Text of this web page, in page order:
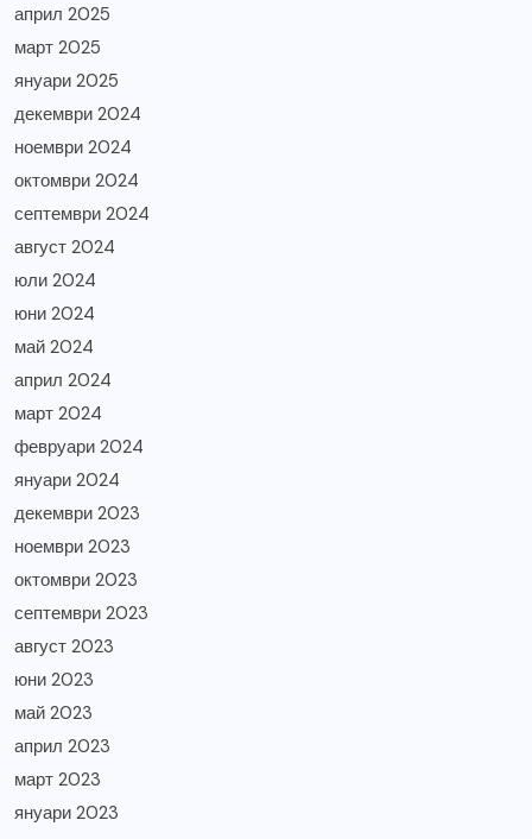
април 2025
март 2025
януари 2025
декември 2024
ноември 2024
октомври 2024
септември 2024
август 2024
юли 2024
юни 2024
май 2024
април 2024
март 2024
февруари 2024
януари 2024
декември 2023
ноември 2023
октомври 2023
септември 2023
август 2023
юни 2023
май 2023
април 2023
март 2023
януари 2023